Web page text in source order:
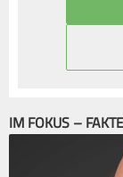
IM FOKUS –